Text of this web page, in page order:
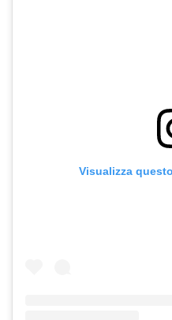
Visualizza